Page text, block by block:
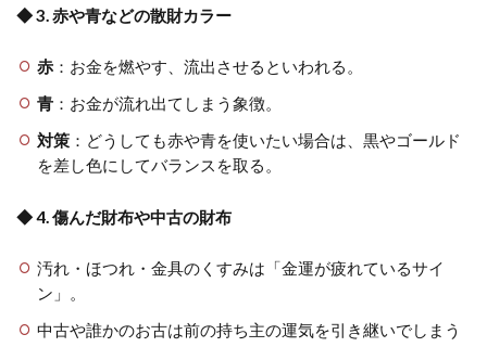
◆ 3. 赤や青などの散財カラー
赤：お金を燃やす、流出させるといわれる。
青：お金が流れ出てしまう象徴。
対策：どうしても赤や青を使いたい場合は、黒やゴールド
を差し色にしてバランスを取る。
◆ 4. 傷んだ財布や中古の財布
汚れ・ほつれ・金具のくすみは「金運が疲れているサイ
ン」。
中古や誰かのお古は前の持ち主の運気を引き継いでしまう